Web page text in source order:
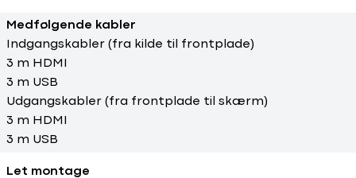
Medfølgende kabler
Indgangskabler (fra kilde til frontplade)
3 m HDMI
3 m USB
Udgangskabler (fra frontplade til skærm)
3 m HDMI
3 m USB
Let montage